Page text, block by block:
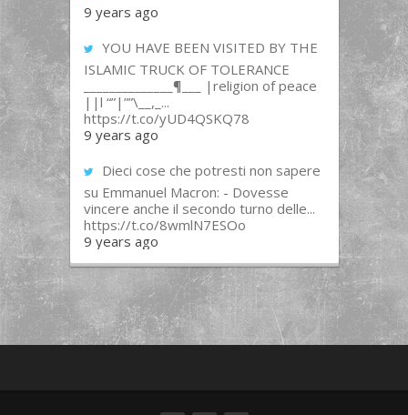
9 years ago
YOU HAVE BEEN VISITED BY THE
ISLAMIC TRUCK OF TOLERANCE
______________¶___ |religion of peace
||l “”|””\__,_...
https://t.co/yUD4QSKQ78
9 years ago
Dieci cose che potresti non sapere
su Emmanuel Macron: - Dovesse
vincere anche il secondo turno delle...
https://t.co/8wmlN7ESOo
9 years ago